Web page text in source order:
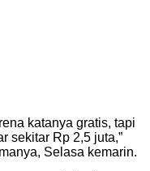
katanya gratis, tapi
sekitar Rp 2,5 juta,”
Selasa kemarin.